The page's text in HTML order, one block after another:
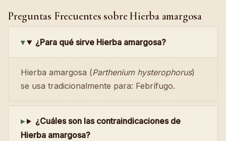
Preguntas Frecuentes sobre Hierba amargosa
¿Para qué sirve Hierba amargosa?
Hierba amargosa (Parthenium hysterophorus)
se usa tradicionalmente para: Febrífugo.
¿Cuáles son las contraindicaciones de
Hierba amargosa?